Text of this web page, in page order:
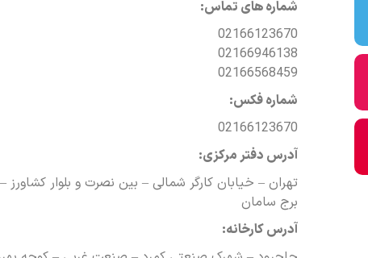
شماره های تماس:
02166123670
02166946138
02166568459
شماره فکس:
02166123670
آدرس دفتر مرکزی:
تهران – خیابان کارگر شمالی – بین نصرت و بلوار کشاورز –
برج سامان
آدرس کارخانه: